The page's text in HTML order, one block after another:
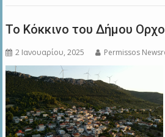
Το Κόκκινο του Δήμου
2 Ιανουαρίου, 2025 Permissos